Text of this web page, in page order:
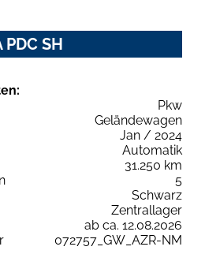
SH
Pkw
Geländewagen
Jan / 2024
Automatik
31.250 km
5
Schwarz
Zentrallager
ab ca. 12.08.2026
072757_GW_AZR-NM